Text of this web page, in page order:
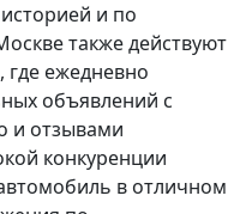
и по
также действуют
ежедневно
объявлений с
и отзывами
конкуренции
в отличном